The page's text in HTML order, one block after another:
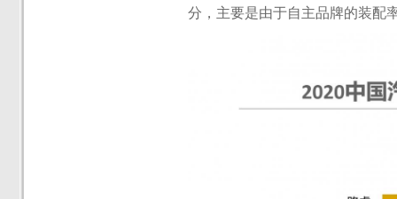
分，主要是由于自主品牌的装配